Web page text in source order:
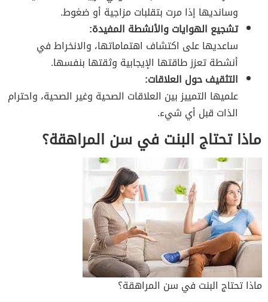
وسانديها إذا مرت بتقلبات مزاجية أو ضغوط.
تشجيع الهوايات والأنشطة المفيدة:
ساعديها على اكتشاف اهتماماتها، والانخراط في
أنشطة تعزز طاقتها الإيجابية وثقتها بنفسها.
التثقيف حول العلاقات:
علميها التمييز بين العلاقات الصحية وغير الصحية، واحترام
الذات قبل أي شيء.
ماذا تحتاج البنت في سن المراهقة؟
ماذا تحتاج البنت في سن المراهقة؟